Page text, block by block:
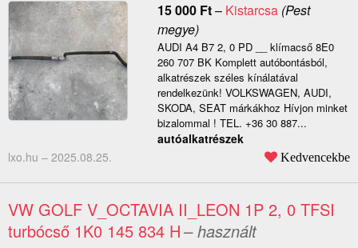
15 000 Ft– Kistarcsa(Pest
megye)
AUDI A4 B7 2, 0 PD __ klímacső 8E0
260 707 BK Komplett autóbontásból,
alkatrészek széles kínálatával
rendelkezünk! VOLKSWAGEN, AUDI,
SKODA, SEAT márkákhoz Hívjon minket
bizalommal ! TEL. +36 30 887...
autóalkatrészek
lxo.hu – 2025.08.25. Kedvencekbe
VW GOLF V_OCTAVIA II_LEON 1P 2, 0 TFSI
turbócső 1K0 145 834 H– használt